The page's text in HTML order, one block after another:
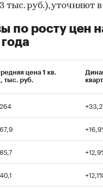
тыс. руб.), уточняют
по росту цен
цена 1 кв.
тыс. руб.